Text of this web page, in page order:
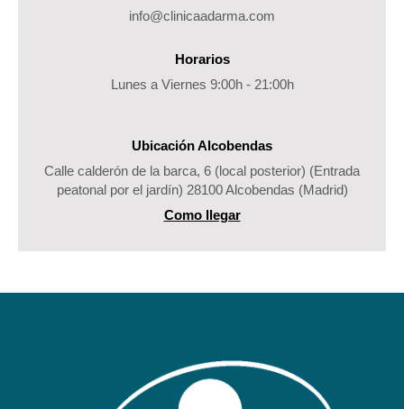
info@clinicaadarma.com
Horarios
Lunes a Viernes 9:00h - 21:00h
Ubicación Alcobendas
Calle calderón de la barca, 6 (local posterior) (Entrada
peatonal por el jardín) 28100 Alcobendas (Madrid)
Como llegar